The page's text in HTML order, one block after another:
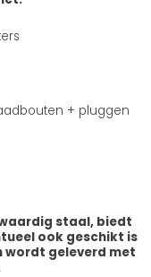
+ pluggen
staal, biedt
ook geschikt is
wordt geleverd met